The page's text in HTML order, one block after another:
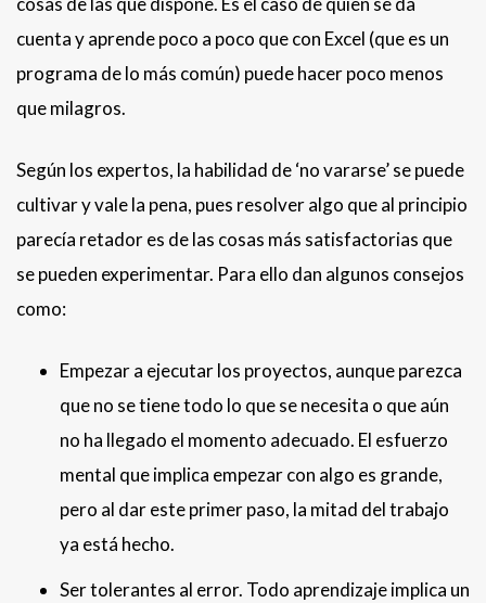
cuenta y aprende poco a poco que con Excel (que es un
programa de lo más común) puede hacer poco menos
que milagros.
Según los expertos, la habilidad de ‘no vararse’ se puede
cultivar y vale la pena, pues resolver algo que al principio
parecía retador es de las cosas más satisfactorias que
se pueden experimentar. Para ello dan algunos consejos
como:
Empezar a ejecutar los proyectos, aunque parezca
que no se tiene todo lo que se necesita o que aún
no ha llegado el momento adecuado. El esfuerzo
mental que implica empezar con algo es grande,
pero al dar este primer paso, la mitad del trabajo
ya está hecho.
Ser tolerantes al error. Todo aprendizaje implica un